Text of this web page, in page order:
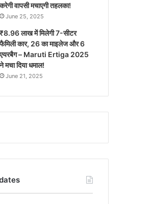
करेगी वापसी मचाएगी तहलका!
June 25, 2025
₹8.96 लाख में मिलेगी 7-सीटर
फैमिली कार, 26 का माइलेज और 6
एयरबैग – Maruti Ertiga 2025
ने मचा दिया धमाल!
June 21, 2025